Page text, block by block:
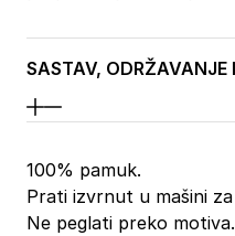
SASTAV, ODRŽAVANJE
100% pamuk.
Prati izvrnut u mašini
Ne peglati preko motiva.